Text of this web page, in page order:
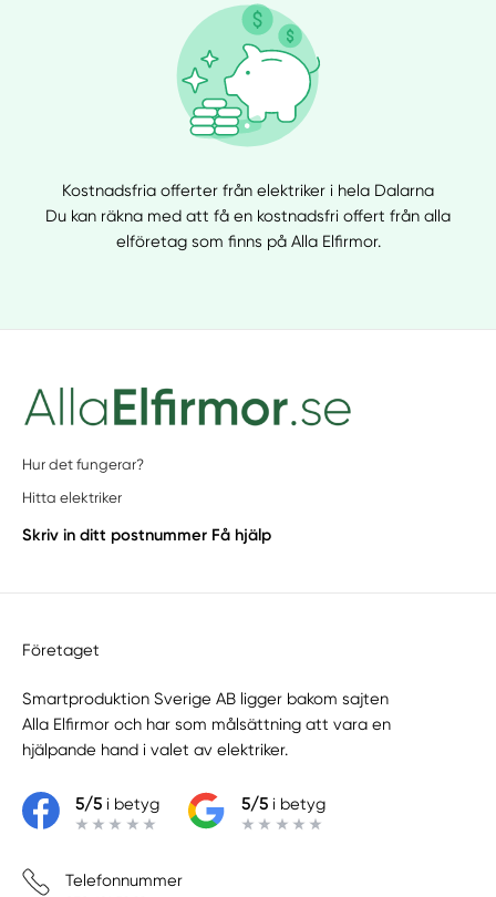
Kostnadsfria offerter från elektriker i hela Dalarna
Du kan räkna med att få en kostnadsfri offert från alla
elföretag som finns på Alla Elfirmor.
Hur det fungerar?
Hitta elektriker
Skriv in ditt postnummer Få hjälp
Företaget
Smartproduktion Sverige AB ligger bakom sajten
Alla Elfirmor och har som målsättning att vara en
hjälpande hand i valet av elektriker.
5/5i betyg 5/5i betyg
Telefonnummer